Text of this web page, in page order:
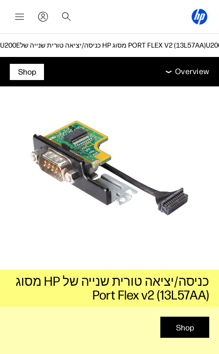
כניסה/יציאה טורית שנייה של HP מסוג PORT FLEX V2‎ (13L57AA)
Overview מפרט טכני
תמיכה
Overview
Shop
Shop
כניסה/יציאה טורית שנייה של HP מסוג
Port Flex v2‎ (13L57AA)